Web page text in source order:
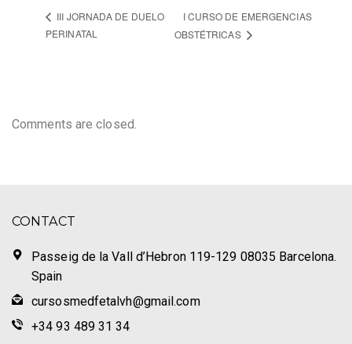
III JORNADA DE DUELO
PERINATAL
I CURSO DE EMERGENCIAS
OBSTÉTRICAS
Comments are closed.
CONTACT
Passeig de la Vall d’Hebron 119-129 08035 Barcelona.
Spain
cursosmedfetalvh@gmail.com
+34 93 489 31 34